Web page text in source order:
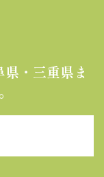
・三重県ま